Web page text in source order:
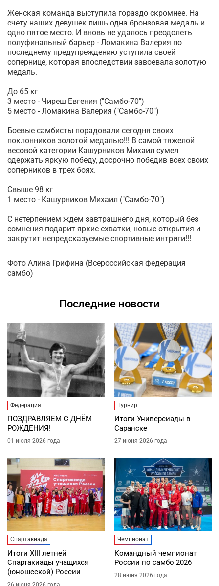
Женская команда выступила гораздо скромнее. На
счету наших девушек лишь одна бронзовая медаль и
одно пятое место. И вновь не удалось преодолеть
полуфинальный барьер - Ломакина Валерия по
последнему предупреждению уступила своей
сопернице, которая впоследствии завоевала золотую
медаль.
До 65 кг
3 место - Чиреш Евгения ("Самбо-70")
5 место - Ломакина Валерия ("Самбо-70")
Боевые самбисты порадовали сегодня своих
поклонников золотой медалью!!! В самой тяжелой
весовой категории Кашурников Михаил сумел
одержать яркую победу, досрочно победив всех своих
соперников в трех боях.
Свыше 98 кг
1 место - Кашурников Михаил ("Самбо-70")
С нетерпением ждем завтрашнего дня, который без
сомнения подарит яркие схватки, новые открытия и
закрутит непредсказуемые спортивные интриги!!!
Фото Алина Грифина (Всероссийская федерация
самбо)
Последние новости
Федерация
ПОЗДРАВЛЯЕМ С ДНЁМ
РОЖДЕНИЯ!
01 июля 2026 года
Турнир
Итоги Универсиады в
Саранске
27 июня 2026 года
Спартакиада
Итоги XIII летней
Спартакиады учащихся
(юношеской) России
Чемпионат
Командный чемпионат
России по самбо 2026
28 июня 2026 года